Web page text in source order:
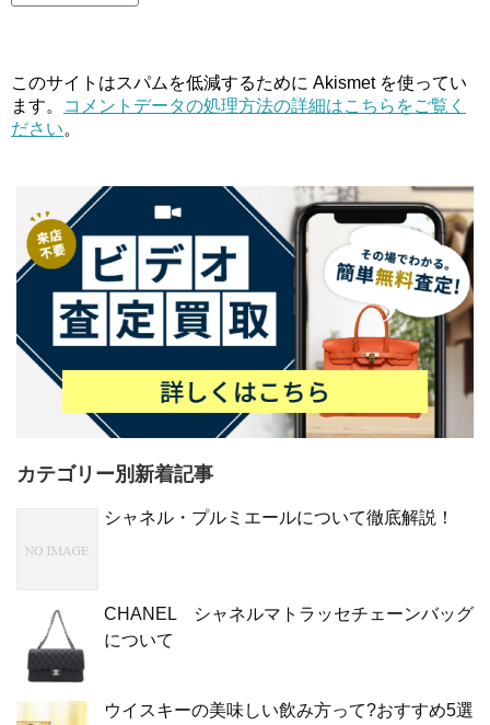
このサイトはスパムを低減するために Akismet を使ってい
ます。
コメントデータの処理方法の詳細はこちらをご覧く
ださい。
カテゴリー別新着記事
シャネル・プルミエールについて徹底解説！
CHANEL シャネルマトラッセチェーンバッグ
について
ウイスキーの美味しい飲み方って?おすすめ5選